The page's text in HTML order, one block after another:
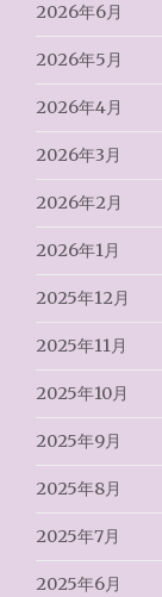
2026年6月
2026年5月
2026年4月
2026年3月
2026年2月
2026年1月
2025年12月
2025年11月
2025年10月
2025年9月
2025年8月
2025年7月
2025年6月